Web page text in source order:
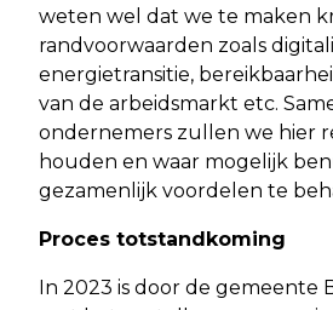
weten wel dat we te maken
randvoorwaarden zoals
energietransitie,
van de arbeidsmarkt etc.
ondernemers zullen we hier
houden en waar mogelijk
gezamenlijk voordelen te
Proces totstandkoming
In 2023 is door de gemeente